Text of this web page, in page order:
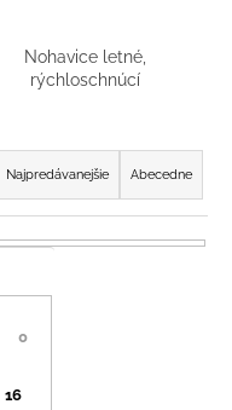
Nohavice letné,
rýchloschnúcí
Najpredávanejšie Abecedne
0
16